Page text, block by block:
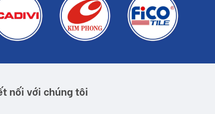
nối với chúng tôi